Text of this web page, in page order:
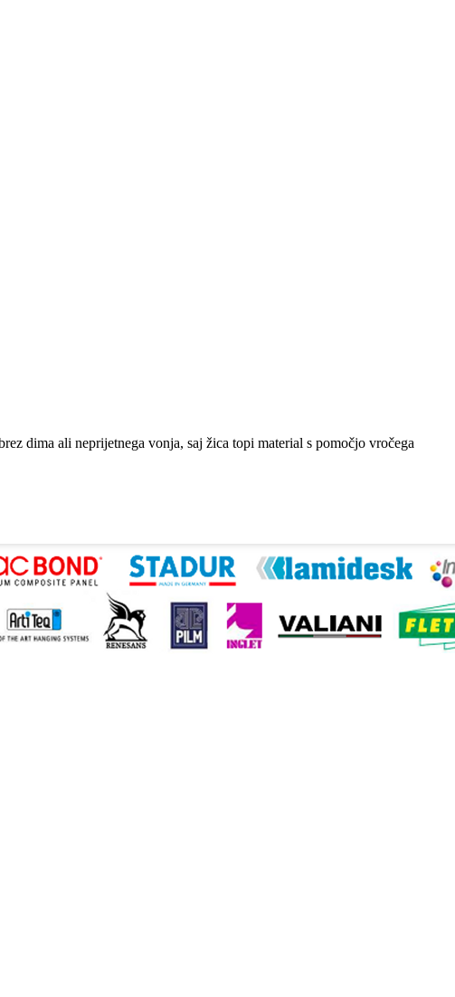
dima ali neprijetnega vonja, saj žica topi material s pomočjo vročega